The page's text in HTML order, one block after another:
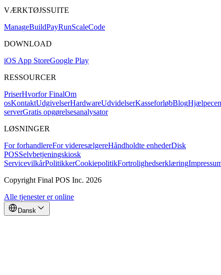
VÆRKTØJSSUITE
ManageBuildPayRunScaleCode
DOWNLOAD
iOS App StoreGoogle Play
RESSOURCER
PriserHvorfor FinalOm
osKontaktUdgivelserHardwareUdvidelserKasseforløbBlog
serverGratis opgørelsesanalysator
LØSNINGER
For forhandlereFor videresælgereHåndholdte enhederDisk
POSSelvbetjeningskiosk
ServicevilkårPolitikkerCookiepolitikFortrolighedserklæring
Copyright Final POS Inc. 2026
Alle tjenester er online
Dansk